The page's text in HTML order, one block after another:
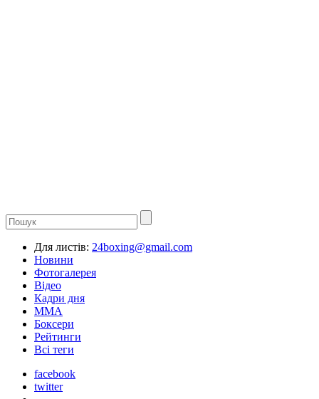
Для листів: 24boxing@gmail.com
Новини
Фотогалерея
Відео
Кадри дня
ММА
Боксери
Рейтинги
Всі теги
facebook
twitter